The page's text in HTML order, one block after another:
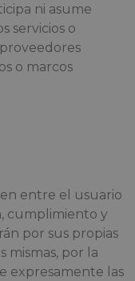
ni asume
servicios o
o marcos
entre el usuario
cumplimiento y
por sus propias
mismas, por la
expresamente las